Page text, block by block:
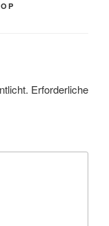
Erforderliche